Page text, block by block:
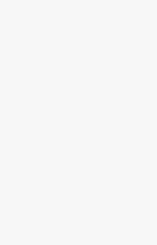
się na podstawie zgody
to nie ma wpływu na
nadzorczego na niezgodne
Ochrony Danych Osobowych.
podanie danych
podejmowaniu decyzji, w